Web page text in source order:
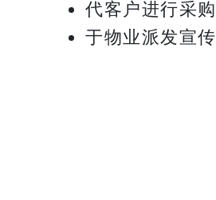
代客户进行采
于物业派发宣